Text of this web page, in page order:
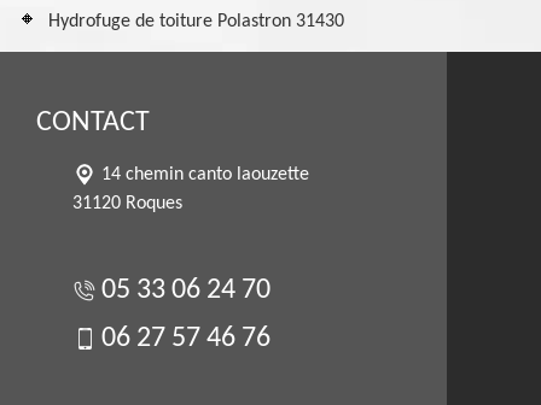
Hydrofuge de toiture Polastron 31430
CONTACT
14 chemin canto laouzette
31120 Roques
05 33 06 24 70
06 27 57 46 76